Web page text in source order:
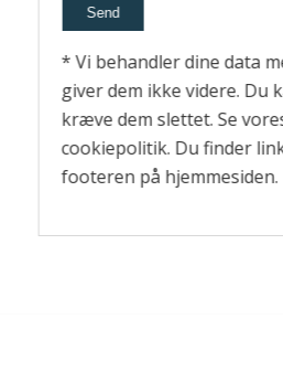
* Vi behandler dine data
giver dem ikke videre. Du
kræve dem slettet. Se
cookiepolitik. Du finder
footeren på hjemmesiden.